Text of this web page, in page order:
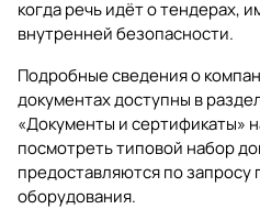
когда речь идёт о тендерах,
внутренней безопасности.
Подробные сведения о
документах доступны в
«Документы и сертификаты»
посмотреть типовой набор
предоставляются по запросу
оборудования.